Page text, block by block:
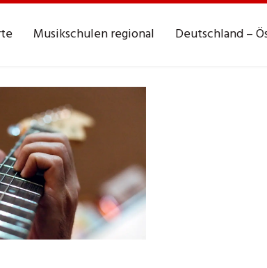
Musikschulen regional Deutschland –